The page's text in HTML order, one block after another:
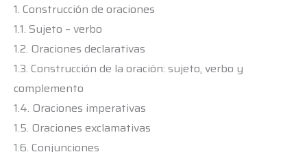
1. Construcción de oraciones
1.1. Sujeto – verbo
1.2. Oraciones declarativas
1.3. Construcción de la oración: sujeto, verbo y
complemento
1.4. Oraciones imperativas
1.5. Oraciones exclamativas
1.6. Conjunciones